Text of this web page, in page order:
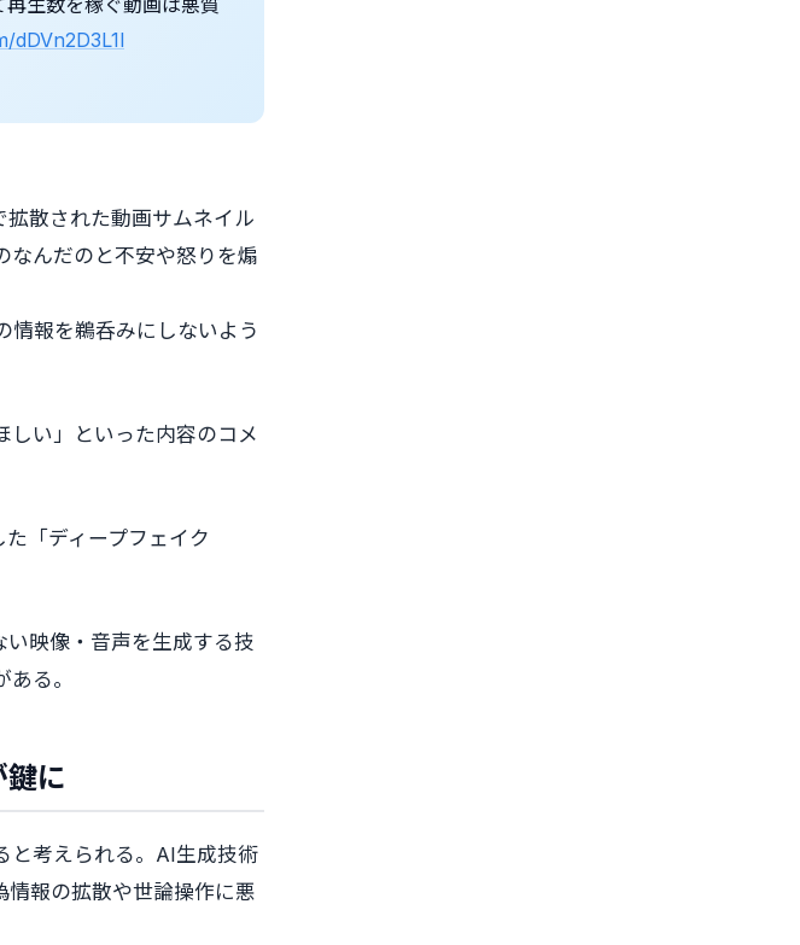
生数を稼ぐ動画は悪質
dDVn2D3L1l
散された動画サムネイル
なんだのと不安や怒りを煽
情報を鵜呑みにしないよう
しい」といった内容のコメ
「ディープフェイク
映像・音声を生成する技
る。
に
と考えられる。AI生成技術
情報の拡散や世論操作に悪